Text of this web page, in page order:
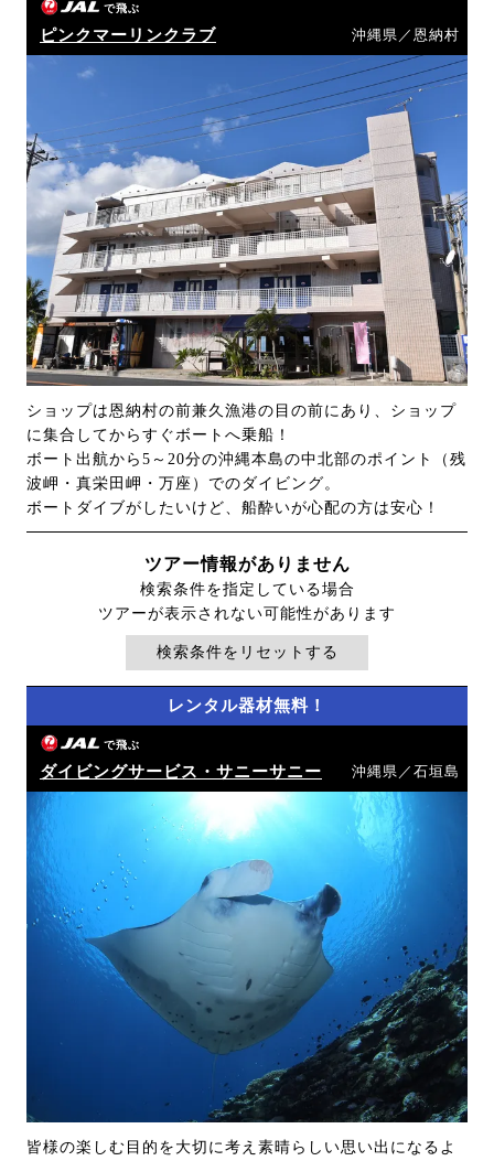
で飛ぶ
ピンクマーリンクラブ 沖縄県／恩納村
ショップは恩納村の前兼久漁港の目の前にあり、ショップ
に集合してからすぐボートへ乗船！
ボート出航から5～20分の沖縄本島の中北部のポイント（残
波岬・真栄田岬・万座）でのダイビング。
ボートダイブがしたいけど、船酔いが心配の方は安心！
ツアー情報がありません
検索条件を指定している場合
ツアーが表示されない可能性があります
検索条件をリセットする
レンタル器材無料！
で飛ぶ
ダイビングサービス・サニーサニー 沖縄県／石垣島
皆様の楽しむ目的を大切に考え素晴らしい思い出になるよ